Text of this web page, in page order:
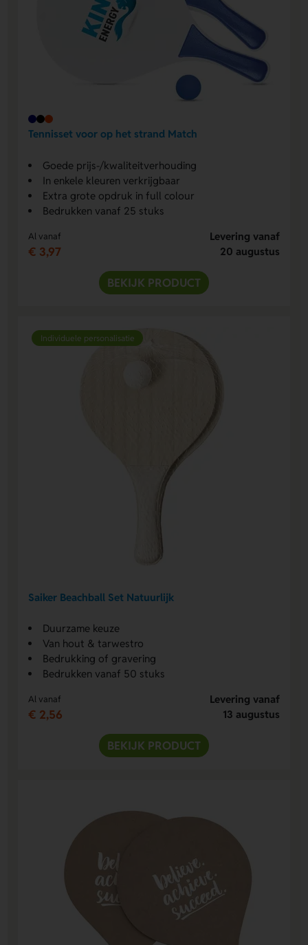
Tennisset voor op het strand Match
Goede prijs-/kwaliteitverhouding
In enkele kleuren verkrijgbaar
Extra grote opdruk in full colour
Bedrukken vanaf 25 stuks
Al vanaf
€ 3,97
Levering vanaf
20 augustus
BEKIJK PRODUCT
Individuele personalisatie
Saiker Beachball Set Natuurlijk
Duurzame keuze
Van hout & tarwestro
Bedrukking of gravering
Bedrukken vanaf 50 stuks
Al vanaf
€ 2,56
Levering vanaf
13 augustus
BEKIJK PRODUCT